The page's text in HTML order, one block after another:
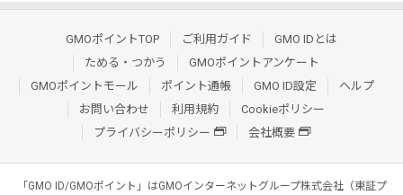
GMOポイントTOP ご利用ガイド
GMO IDとは
ためる・つかう
GMOポイントアンケート
GMOポイントモール
ポイント通帳 GMO ID設定
ヘルプ
お問い合わせ
利用規約
Cookieポリシー
プライバシーポリシー
会社概要
「GMO ID/GMOポイント」はGMOインターネットグループ株式会社（東証プ